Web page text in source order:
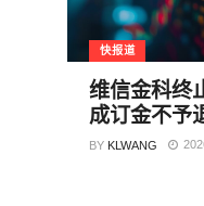
快报道
维信金科终
成订金不予
BY KLWANG